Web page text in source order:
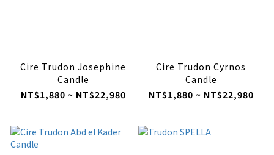
Cire Trudon Josephine
Candle
NT$1,880 ~ NT$22,980
Cire Trudon Cyrnos
Candle
NT$1,880 ~ NT$22,980